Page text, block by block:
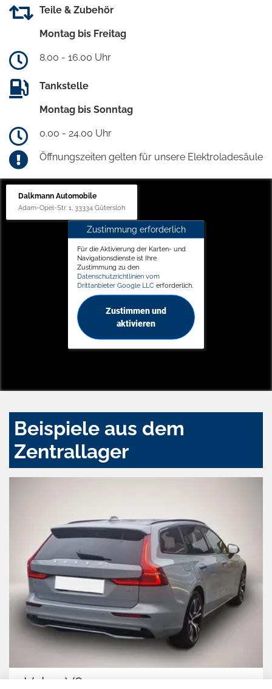
Teile & Zubehör
Montag bis Freitag
8.00 - 16.00 Uhr
Tankstelle
Montag bis Sonntag
0.00 - 24.00 Uhr
Öffnungszeiten gelten für unsere Elektroladesäule
Dalkmann Automobile
Adam-Opel-Str. 1, 33334 Gütersloh
Zustimmung erforderlich
Für die Aktivierung der Karten- und
Navigationsdienste ist Ihre
Zustimmung zu den
Datenschutzrichtlinien vom
Drittanbieter Google LLC erforderlich.
Zustimmen und
aktivieren
Beispiele aus dem
Zentrallager
Volvo V60